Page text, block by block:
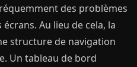
des problèmes
Au lieu de cela, la
structure de navigation
Un tableau de bord